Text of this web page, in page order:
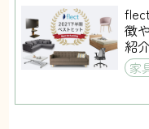
徴
紹
家